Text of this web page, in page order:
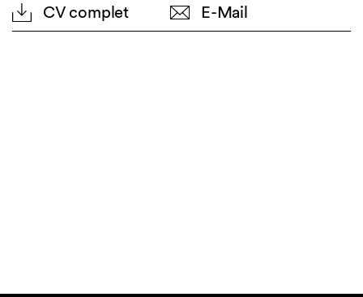
CV complet
E-Mail